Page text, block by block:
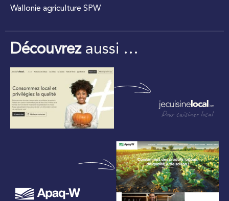
Wallonie agriculture SPW
Découvrezaussi …
Pour cuisiner local